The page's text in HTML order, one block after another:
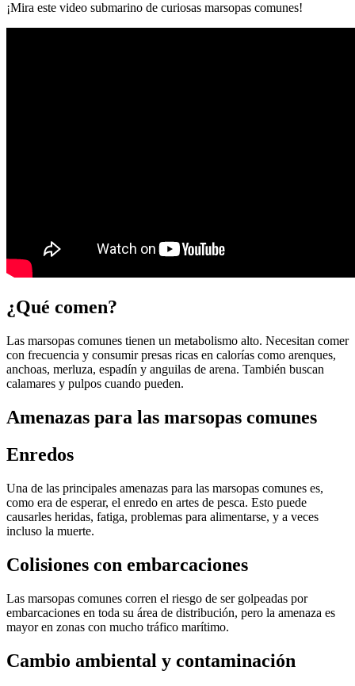
¡Mira este video submarino de curiosas marsopas comunes!
¿Qué comen?
Las marsopas comunes tienen un metabolismo alto. Necesitan comer
con frecuencia y consumir presas ricas en calorías como arenques,
anchoas, merluza, espadín y anguilas de arena. También buscan
calamares y pulpos cuando pueden.
Amenazas para las marsopas comunes
Enredos
Una de las principales amenazas para las marsopas comunes es,
como era de esperar, el enredo en artes de pesca. Esto puede
causarles heridas, fatiga, problemas para alimentarse, y a veces
incluso la muerte.
Colisiones con embarcaciones
Las marsopas comunes corren el riesgo de ser golpeadas por
embarcaciones en toda su área de distribución, pero la amenaza es
mayor en zonas con mucho tráfico marítimo.
Cambio ambiental y contaminación